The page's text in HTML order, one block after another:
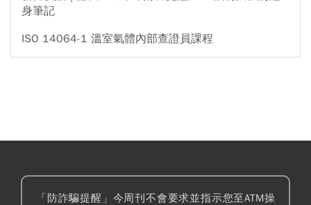
身筆記
ISO 14064-1 溫室氣體內部查證員課程
「防詐騙提醒」今周刊不會要求並指示您至ATM操